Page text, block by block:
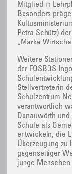
Mitglied in
Besonders
Petra Schütz)
„Marke
Weitere
der FOSBOS
Stellvertreterin
Schulzentrum
verantwortlich
Donauwörth
Schule als
entwickeln, die
Überzeugung zu
gegenseitiger
junge